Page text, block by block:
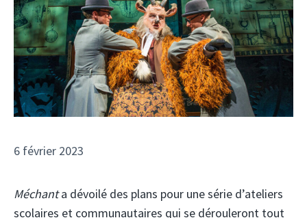
6 février 2023
Méchanta dévoilé des plans pour une série d’ateliers
scolaires et communautaires qui se dérouleront tout